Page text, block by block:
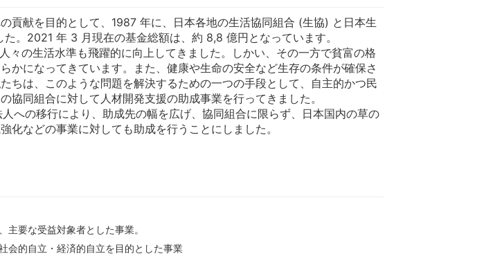
貢献を目的として、1987 年に、日本各地の生活協同組合 (生協) と日本生
。2021 年 3 月現在の基金総額は、約 8,8 億円となっています。
の生活水準も飛躍的に向上してきました。しかい、その一方で貧富の格
かになってきています。また、健康や生命の安全など生存の条件が確保さ
ちは、このような問題を解決するための一つの手段として、自主的かつ民
同組合に対して人材開発支援の助成事業を行ってきました。
の移行により、助成先の幅を広げ、協同組合に限らず、日本国内の草の
などの事業に対しても助成を行うことにしました。
要な受益対象者とした事業。
会的自立・経済的自立を目的とした事業